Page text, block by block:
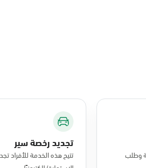
وطلب
تجديد رخصة سير
تتيح هذه الخدمة للأفراد